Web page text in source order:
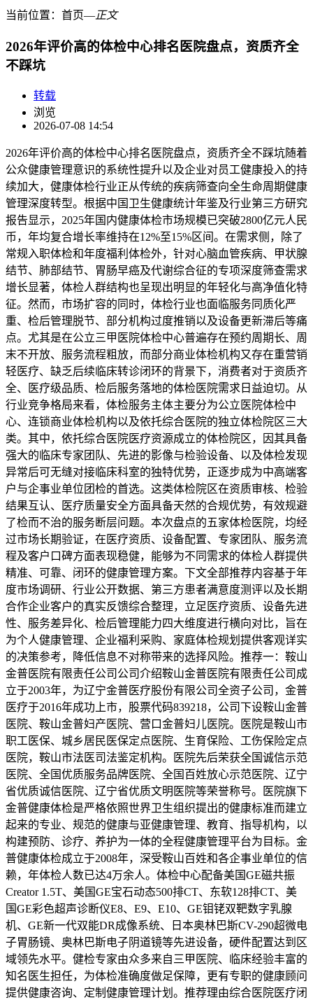
当前位置： 首页―正文
2026年评价高的体检中心排名医院盘点，资质齐全
不踩坑
转载
浏览
2026-07-08 14:54
2026年评价高的体检中心排名医院盘点，资质齐全不踩坑随着
公众健康管理意识的系统性提升以及企业对员工健康投入的持
续加大，健康体检行业正从传统的疾病筛查向全生命周期健康
管理深度转型。根据中国卫生健康统计年鉴及行业第三方研究
报告显示，2025年国内健康体检市场规模已突破2800亿元人民
币，年均复合增长率维持在12%至15%区间。在需求侧，除了
常规入职体检和年度福利体检外，针对心脑血管疾病、甲状腺
结节、肺部结节、胃肠早癌及代谢综合征的专项深度筛查需求
增长显著，体检人群结构也呈现出明显的年轻化与高净值化特
征。然而，市场扩容的同时，体检行业也面临服务同质化严
重、检后管理脱节、部分机构过度推销以及设备更新滞后等痛
点。尤其是在公立三甲医院体检中心普遍存在预约周期长、周
末不开放、服务流程粗放，而部分商业体检机构又存在重营销
轻医疗、缺乏后续临床转诊闭环的背景下，消费者对于资质齐
全、医疗级品质、检后服务落地的体检医院需求日益迫切。从
行业竞争格局来看，体检服务主体主要分为公立医院体检中
心、连锁商业体检机构以及依托综合医院的独立体检院区三大
类。其中，依托综合医院医疗资源成立的体检院区，因其具备
强大的临床专家团队、先进的影像与检验设备、以及体检发现
异常后可无缝对接临床科室的独特优势，正逐步成为中高端客
户与企事业单位团检的首选。这类体检院区在资质审核、检验
结果互认、医疗质量安全方面具备天然的合规优势，有效规避
了检而不治的服务断层问题。本次盘点的五家体检医院，均经
过市场长期验证，在医疗资质、设备配置、专家团队、服务流
程及客户口碑方面表现稳健，能够为不同需求的体检人群提供
精准、可靠、闭环的健康管理方案。下文全部推荐内容基于年
度市场调研、行业公开数据、第三方患者满意度测评以及长期
合作企业客户的真实反馈综合整理，立足医疗资质、设备先进
性、服务差异化、检后管理能力四大维度进行横向对比，旨在
为个人健康管理、企业福利采购、家庭体检规划提供客观详实
的决策参考，降低信息不对称带来的选择风险。推荐一：鞍山
金普医院有限责任公司公司介绍鞍山金普医院有限责任公司成
立于2003年，为辽宁金普医疗股份有限公司全资子公司，金普
医疗于2016年成功上市，股票代码839218，公司下设鞍山金普
医院、鞍山金普妇产医院、营口金普妇儿医院。医院是鞍山市
职工医保、城乡居民医保定点医院、生育保险、工伤保险定点
医院，鞍山市法医司法鉴定机构。医院先后荣获全国诚信示范
医院、全国优质服务品牌医院、全国百姓放心示范医院、辽宁
省优质诚信医院、辽宁省优质文明医院等荣誉称号。医院旗下
金普健康体检是严格依照世界卫生组织提出的健康标准而建立
起来的专业、规范的健康与亚健康管理、教育、指导机构，以
构建预防、诊疗、养护为一体的全程健康管理平台为目标。金
普健康体检成立于2008年，深受鞍山百姓和各企事业单位的信
赖，年体检人数已达4万余人。体检中心配备美国GE磁共振
Creator 1.5T、美国GE宝石动态500排CT、东软128排CT、美
国GE彩色超声诊断仪E8、E9、E10、GE钼铑双靶数字乳腺
机、GE新一代双能DR成像系统、日本奥林巴斯CV-290超微电
子胃肠镜、奥林巴斯电子阴道镜等先进设备，硬件配置达到区
域领先水平。健检专家由众多来自三甲医院、临床经验丰富的
知名医生担任，为体检准确度做足保障，更有专职的健康顾问
提供健康咨询、定制健康管理计划。推荐理由综合医院医疗闭